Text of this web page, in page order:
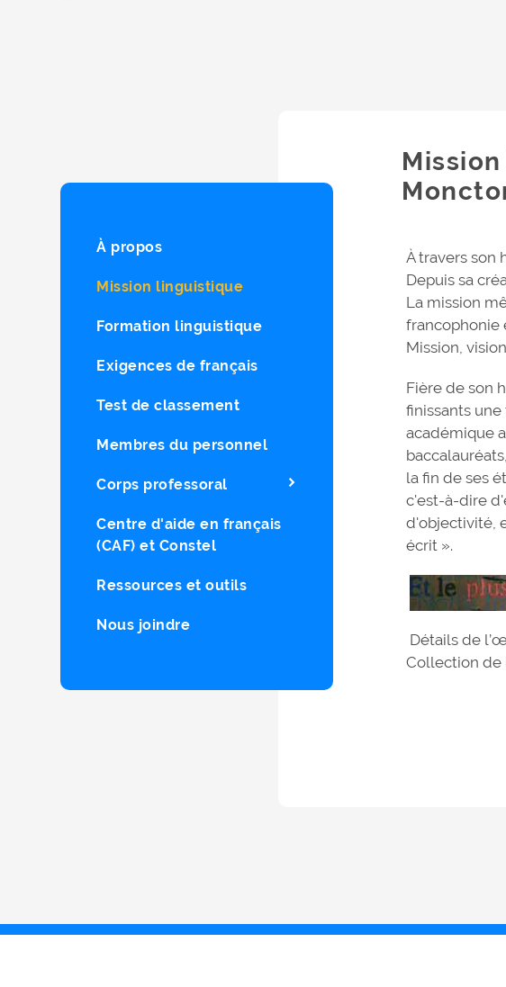
À propos
Mission linguistique
Formation linguistique
Exigences de français
Test de classement
Membres du personnel
Corps professoral
Centre d'aide en français
(CAF) et Constel
Ressources et outils
Nous joindre
À travers son
Depuis sa
La mission
francophonie
Mission,
Fière de son
finissants
académique
la fin de ses
c'est-à-dire
d'objectivité,
écrit ».
Détails de
Collection de